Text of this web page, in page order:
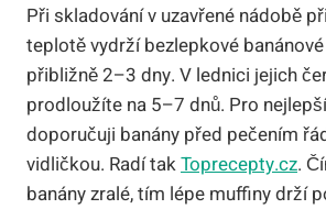
Při skladování v uzavřené nádobě
teplotě vydrží bezlepkové
přibližně 2–3 dny. V lednici jejich
prodloužíte na 5–7 dnů. Pro
doporučuji banány před pečením
vidličkou. Radí takToprecepty.cz.
banány zralé, tím lépe muffiny drží